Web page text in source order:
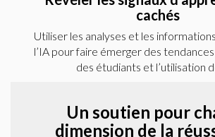
cachés
Utiliser les analyses et les
l’IA pour faire émerger des
des étudiants et l’utilisation
Un soutien pour
dimension de la